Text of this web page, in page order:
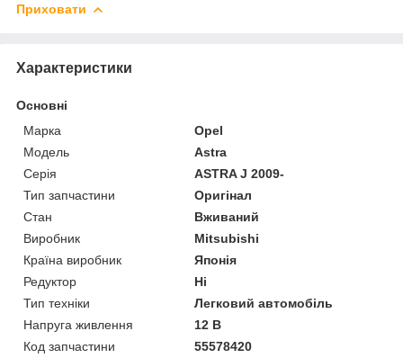
Приховати
Характеристики
Основні
Марка
Opel
Модель
Astra
Серія
ASTRA J 2009-
Тип запчастини
Оригінал
Стан
Вживаний
Виробник
Mitsubishi
Країна виробник
Японія
Редуктор
Ні
Тип техніки
Легковий автомобіль
Напруга живлення
12 В
Код запчастини
55578420